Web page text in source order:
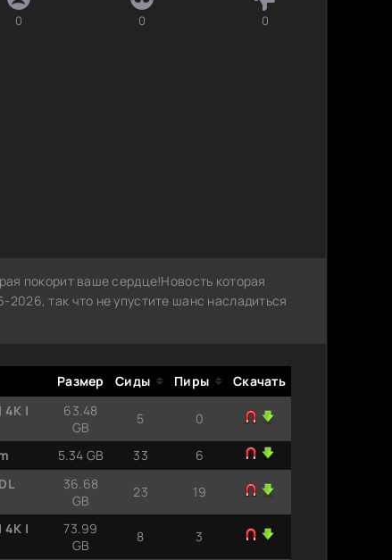
0 0 0
покорит ваше сердце!Новость которая
так что не упустите шанс насладиться
Размер Сиды Пиры
Скачать
4K |
63.48
GB
5 0
5.34 GB 33
6
36.68
GB
23 19
4K |
73.99
GB
8 3